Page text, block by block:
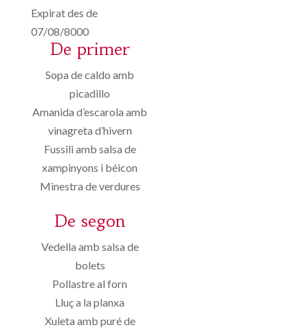
Expirat des de
07/08/8000
De primer
Sopa de caldo amb
picadillo
Amanida d’escarola amb
vinagreta d’hivern
Fussili amb salsa de
xampinyons i béicon
Minestra de verdures
De segon
Vedella amb salsa de
bolets
Pollastre al forn
Lluç a la planxa
Xuleta amb puré de